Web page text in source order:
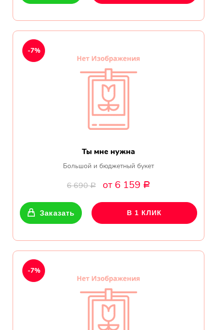
Ты мне нужна
Большой и бюджетный букет
6 690Р от 6 159 Р
-7%
Заказать В 1 КЛИК
-7%